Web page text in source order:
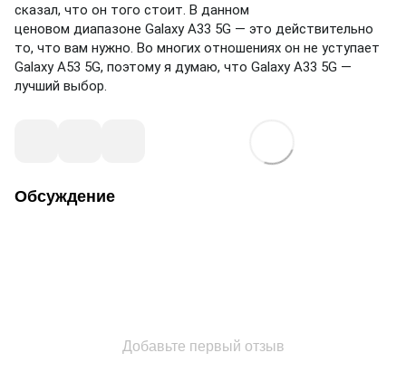
сказал, что он того стоит. В данном
ценовом диапазоне Galaxy A33 5G — это действительно
то, что вам нужно. Во многих отношениях он не уступает
Galaxy A53 5G, поэтому я думаю, что Galaxy A33 5G —
лучший выбор.
Обсуждение
Добавьте первый отзыв